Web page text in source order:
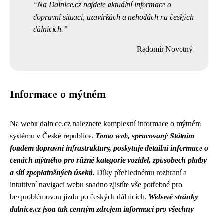
Na Dalnice.cz najdete aktuální informace o
dopravní situaci, uzavírkách a nehodách na českých
dálnicích.
Radomír Novotný
Informace o mýtném
Na webu dalnice.cz naleznete komplexní informace o mýtném
systému v České republice. Tento web, spravovaný Státním
fondem dopravní infrastruktury, poskytuje detailní informace o
cenách mýtného pro různé kategorie vozidel, způsobech platby
a sítí zpoplatněných úseků. Díky přehlednému rozhraní a
intuitivní navigaci webu snadno zjistíte vše potřebné pro
bezproblémovou jízdu po českých dálnicích. Webové stránky
dalnice.cz jsou tak cenným zdrojem informací pro všechny